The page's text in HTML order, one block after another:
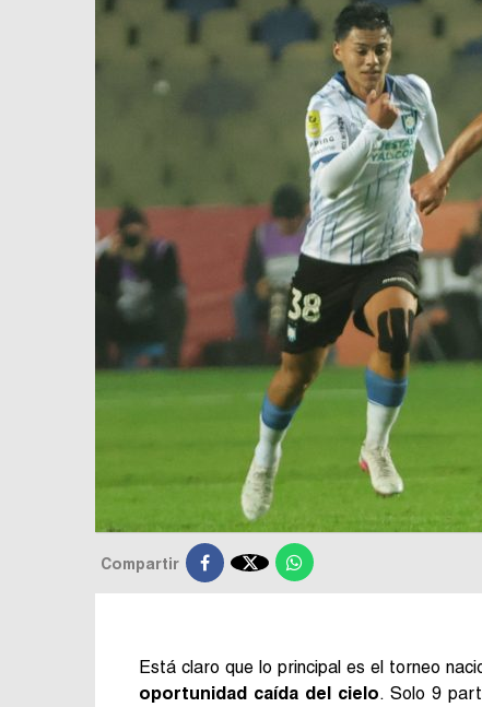
Compartir 
Está claro que lo principal es el torneo
oportunidad caída del cielo. Solo 9